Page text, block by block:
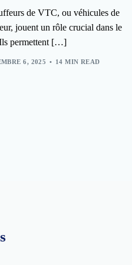
de VTC, ou véhicules de
jouent un rôle crucial dans le
permettent […]
6, 2025 14 MIN READ